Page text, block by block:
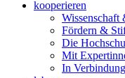
kooperieren
Wissenschaft
Fördern &
Die
Mit
In